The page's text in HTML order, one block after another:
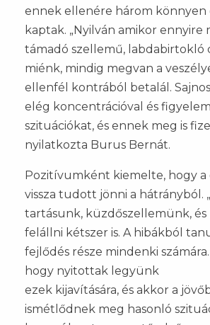
ennek ellenére három
kaptak. „Nyilván amikor
támadó szellemű, labdabirtokló
miénk, mindig megvan a
ellenfél kontrából betalál.
elég koncentrációval és
szituációkat, és ennek meg is
nyilatkozta Burus Bernát.
Pozitívumként kiemelte, hogy a
vissza tudott jönni a hátrányból.
tartásunk, küzdőszellemünk,
felállni kétszer is. A hibákból
fejlődés része mindenki
hogy nyitottak legyünk
ezek kijavítására, és akkor a
ismétlődnek meg hasonló